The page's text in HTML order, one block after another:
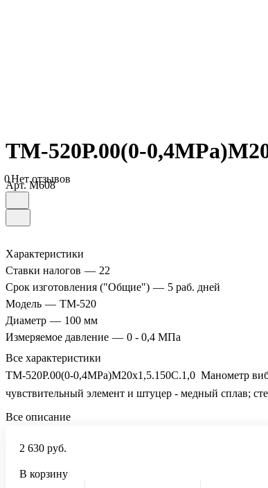
ТМ-520Р.00(0-
0Нет отзывов
Арт.M608
Характеристики
Ставки налогов — 22
Срок изготовления ("Общие") — 5 раб. дней
Модель — ТМ-520
Диаметр — 100 мм
Измеряемое давление — 0 - 0,4 МПа
Все характеристики
ТМ-520Р.00(0-0,4MPa)М20х1,5.150C.1,0 Манометр
чувствительный элемент и штуцер - медный сплав;
Все описание
2 630 руб.
В корзину